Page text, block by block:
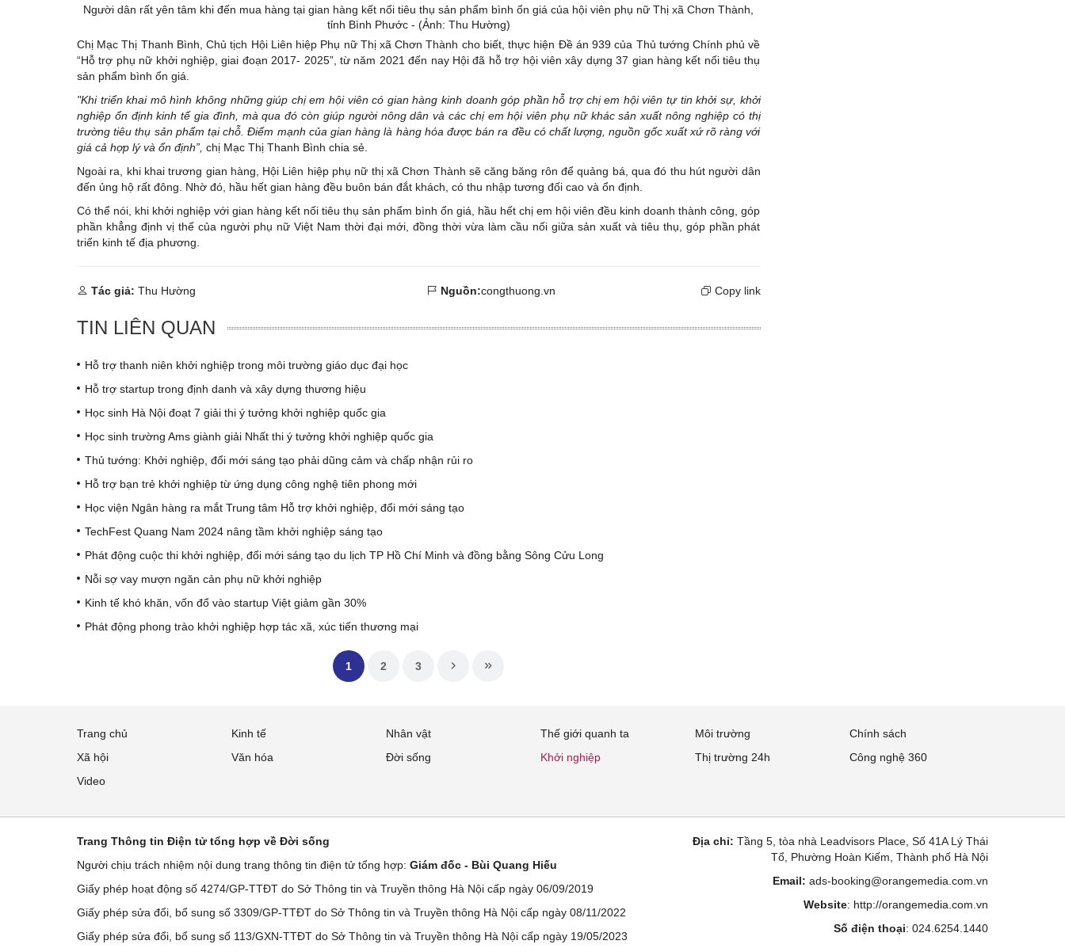
Người dân rất yên tâm khi đến mua hàng tại gian hàng kết nối tiêu thụ sản phẩm bình ổn giá của hội viên phụ nữ Thị xã Chơn Thành,
tỉnh Bình Phước - (Ảnh: Thu Hường)
Chị Mạc Thị Thanh Bình, Chủ tịch Hội Liên hiệp Phụ nữ Thị xã Chơn Thành cho biết, thực hiện Đề án 939 của Thủ tướng Chính phủ về
“Hỗ trợ phụ nữ khởi nghiệp, giai đoạn 2017- 2025”, từ năm 2021 đến nay Hội đã hỗ trợ hội viên xây dựng 37 gian hàng kết nối tiêu thụ
sản phẩm bình ổn giá.
"Khi triển khai mô hình không những giúp chị em hội viên có gian hàng kinh doanh góp phần hỗ trợ chị em hội viên tự tin khởi sự, khởi
nghiệp ổn định kinh tế gia đình, mà qua đó còn giúp người nông dân và các chị em hội viên phụ nữ khác sản xuất nông nghiệp có thị
trường tiêu thụ sản phẩm tại chỗ. Điểm mạnh của gian hàng là hàng hóa được bán ra đều có chất lượng, nguồn gốc xuất xứ rõ ràng với
giá cả hợp lý và ổn định”, chị Mạc Thị Thanh Bình chia sẻ.
Ngoài ra, khi khai trương gian hàng, Hội Liên hiệp phụ nữ thị xã Chơn Thành sẽ căng băng rôn để quảng bá, qua đó thu hút người dân
đến ủng hộ rất đông. Nhờ đó, hầu hết gian hàng đều buôn bán đắt khách, có thu nhập tương đối cao và ổn định.
Có thể nói, khi khởi nghiệp với gian hàng kết nối tiêu thụ sản phẩm bình ổn giá, hầu hết chị em hội viên đều kinh doanh thành công, góp
phần khẳng định vị thế của người phụ nữ Việt Nam thời đại mới, đồng thời vừa làm cầu nối giữa sản xuất và tiêu thụ, góp phần phát
triển kinh tế địa phương.
Tác giả: Thu Hường Nguồn:congthuong.vn Copy link
TIN LIÊN QUAN
Hỗ trợ thanh niên khởi nghiệp trong môi trường giáo dục đại học
Hỗ trợ startup trong định danh và xây dựng thương hiệu
Học sinh Hà Nội đoạt 7 giải thi ý tưởng khởi nghiệp quốc gia
Học sinh trường Ams giành giải Nhất thi ý tưởng khởi nghiệp quốc gia
Thủ tướng: Khởi nghiệp, đổi mới sáng tạo phải dũng cảm và chấp nhận rủi ro
Hỗ trợ bạn trẻ khởi nghiệp từ ứng dụng công nghệ tiên phong mới
Học viện Ngân hàng ra mắt Trung tâm Hỗ trợ khởi nghiệp, đổi mới sáng tạo
TechFest Quang Nam 2024 nâng tầm khởi nghiệp sáng tạo
Phát động cuộc thi khởi nghiệp, đổi mới sáng tạo du lịch TP Hồ Chí Minh và đồng bằng Sông Cửu Long
Nỗi sợ vay mượn ngăn cản phụ nữ khởi nghiệp
Kinh tế khó khăn, vốn đổ vào startup Việt giảm gần 30%
Phát động phong trào khởi nghiệp hợp tác xã, xúc tiến thương mại
1 2 3
Trang chủ Kinh tế Nhân vật Thế giới quanh ta Môi trường
Chính sách
Xã hội
Văn hóa Đời sống Khởi nghiệp Thị trường 24h
Công nghệ 360
Video
Trang Thông tin Điện tử tổng hợp về Đời sống
Người chịu trách nhiệm nội dung trang thông tin điện tử tổng hợp: Giám đốc - Bùi Quang Hiếu
Giấy phép hoạt động số 4274/GP-TTĐT do Sở Thông tin và Truyền thông Hà Nội cấp ngày 06/09/2019
Giấy phép sửa đổi, bổ sung số 3309/GP-TTĐT do Sở Thông tin và Truyền thông Hà Nội cấp ngày 08/11/2022
Giấy phép sửa đổi, bổ sung số 113/GXN-TTĐT do Sở Thông tin và Truyền thông Hà Nội cấp ngày 19/05/2023
Địa chỉ: Tầng 5, tòa nhà Leadvisors Place, Số 41A Lý Thái
Tổ, Phường Hoàn Kiếm, Thành phố Hà Nội
Email: ads-booking@orangemedia.com.vn
Website: http://orangemedia.com.vn
Số điện thoại: 024.6254.1440